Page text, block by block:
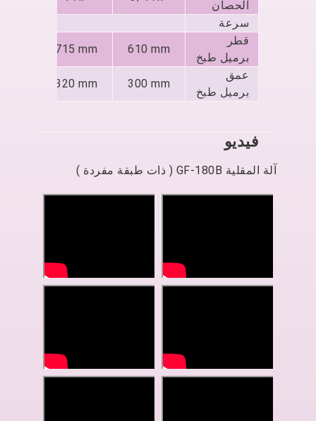
الحصان
سرعة
قطر
برميل طبخ
610 mm
715 mm
عمق
برميل طبخ
300 mm
320 mm
فيديو
آلة المقلية GF-180B ( ذات طبقة مفردة )